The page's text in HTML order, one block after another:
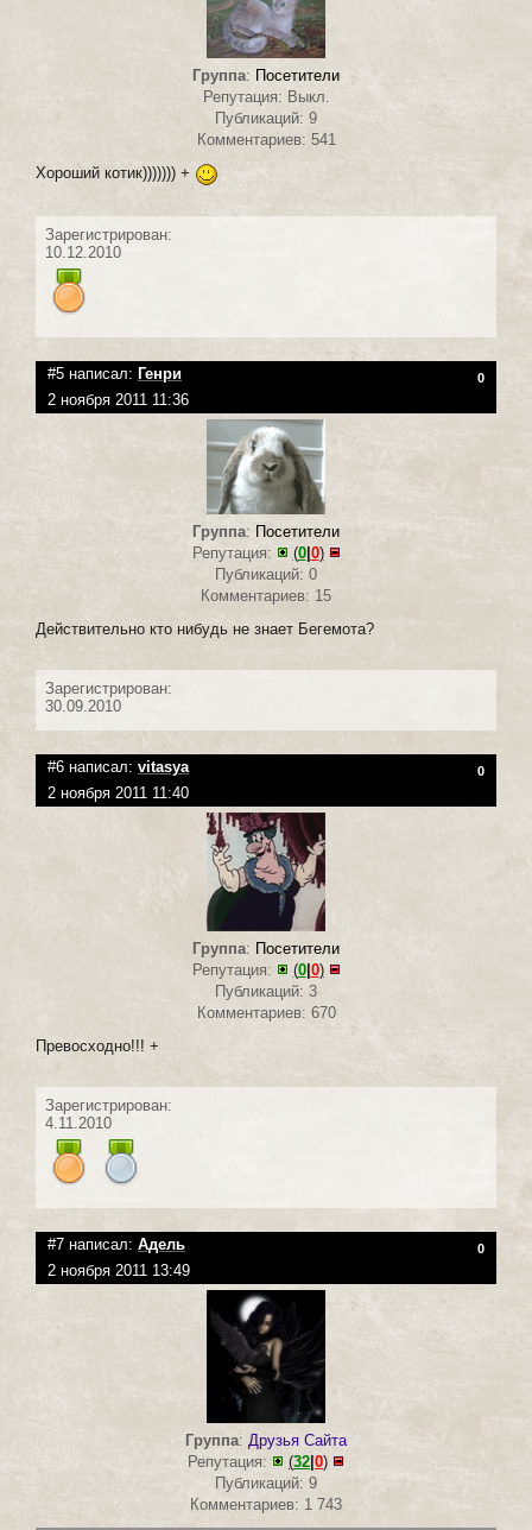
Группа: Посетители
Репутация: Выкл.
Публикаций: 9
Комментариев: 541
Хороший котик))))))) +
Зарегистрирован:
10.12.2010
#5 написал: Генри 0
2 ноября 2011 11:36
Группа: Посетители
Репутация:
(0| 0)
Публикаций: 0
Комментариев: 15
Действительно кто нибудь не знает Бегемота?
Зарегистрирован:
30.09.2010
#6 написал: vitasya 0
2 ноября 2011 11:40
Группа: Посетители
Репутация:
(0| 0)
Публикаций: 3
Комментариев: 670
Превосходно!!! +
Зарегистрирован:
4.11.2010
#7 написал: Адель 0
2 ноября 2011 13:49
Группа: Друзья Сайта
Репутация:
(32 0)
Публикаций: 9
Комментариев: 1 743